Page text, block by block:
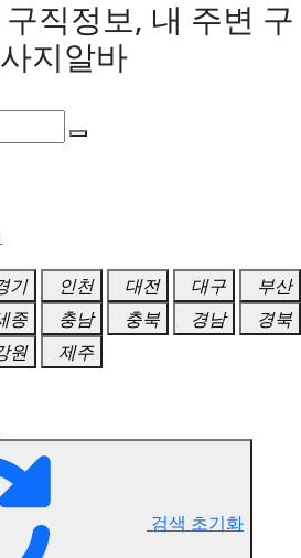
직정보, 내 주변 구
지알바
기 인천 대전 대구
부산
종 충남 충북 경남
경북
원
제주
검색 초기화